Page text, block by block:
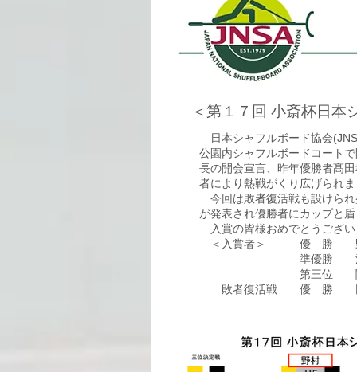
＜第１７回 小斎杯日本
日本シャフルボード協会
公園内シャフルボードコート
長の開会宣言、昨年優勝者髙
者により熱戦がくり広げられ
今回は敗者復活戦も設けら
が発表され優勝者にカップと
入賞の皆様おめでとうござ
＜入賞者＞ 優 勝 野
準優勝 江尻 純
第三位 関根 禮
敗者復活戦 優 勝 田